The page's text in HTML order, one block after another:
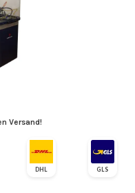
Versand!
DHL GLS